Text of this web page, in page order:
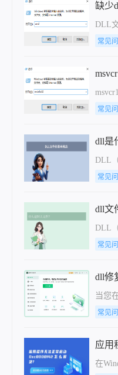
缺少
DLL
常见
常见
dll是
DLL
常见
dll文
DLL
常见
dll修
当您
常见
应用
在